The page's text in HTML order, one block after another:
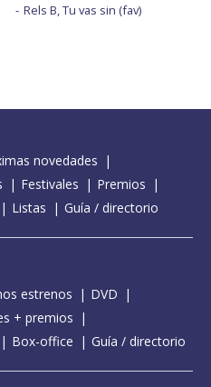
Rels B, Tu vas sin (fav)
novedades
Festivales
Premios
Listas Guía / directorio
estrenos
DVD
+ premios
Box-office Guía / directorio